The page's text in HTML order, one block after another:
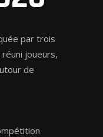
par trois
joueurs,
de